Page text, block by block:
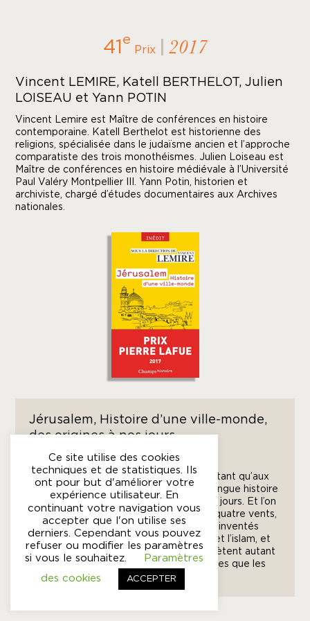
41 e
Prix 2017
Vincent LEMIRE, Katell BERTHELOT, Julien
LOISEAU et Yann POTIN
Vincent Lemire est Maître de conférences en histoire
contemporaine. Katell Berthelot est historienne des
religions, spécialisée dans le judaïsme ancien et l’approche
comparatiste des trois monothéismes. Julien Loiseau est
Maître de conférences en histoire médiévale à l’Université
Paul Valéry Montpellier III. Yann Potin, historien et
archiviste, chargé d’études documentaires aux Archives
nationales.
Jérusalem, Histoire d’une ville-monde,
des origines à nos jours
12/10/2016, 535 pages
En restant attentif à l’esprit des lieux autant qu’aux
cassures du temps, ce livre raconte la longue histoire
urbaine de Jérusalem des origines à nos jours. Et l’on
découvre une ville-monde ouverte aux quatre vents,
le berceau commun dans lequel se sont inventés
tour à tour le judaïsme, le christianisme et l’islam, et
dont les lieux saints emblématiques reflètent autant
les échanges et les influences réciproques que les
conflits et les confrontations.
Ce site utilise des cookies
techniques et de statistiques. Ils
ont pour but d'améliorer votre
expérience utilisateur. En
continuant votre navigation vous
accepter que l'on utilise ses
derniers. Cependant vous pouvez
refuser ou modifier les paramètres
si vous le souhaitez.
Paramètres
des cookies
ACCEPTER